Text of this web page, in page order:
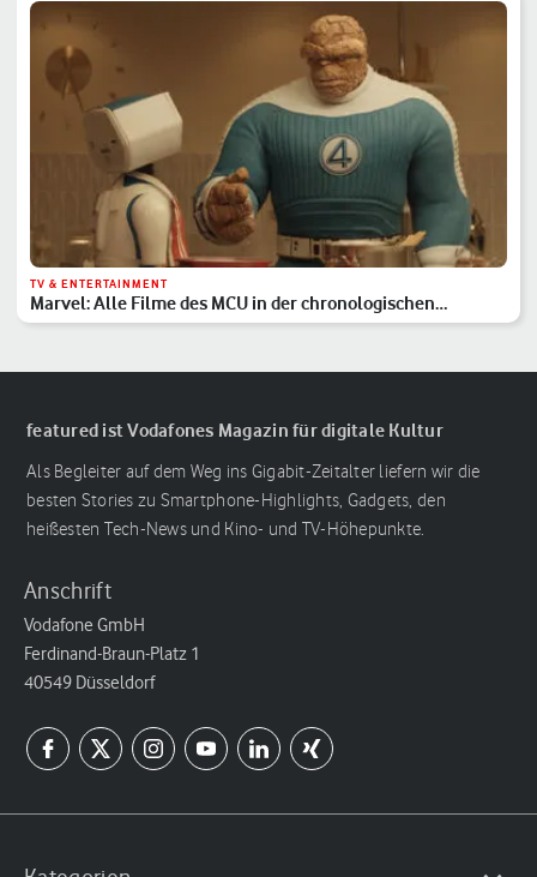
TV & ENTERTAINMENT
Marvel: Alle Filme des MCU in der chronologischen
Reihenfolge
featured ist Vodafones Magazin für digitale Kultur
Als Begleiter auf dem Weg ins Gigabit-Zeitalter liefern wir die
besten Stories zu Smartphone-Highlights, Gadgets, den
heißesten Tech-News und Kino- und TV-Höhepunkte.
Anschrift
Vodafone GmbH
Ferdinand-Braun-Platz 1
40549 Düsseldorf